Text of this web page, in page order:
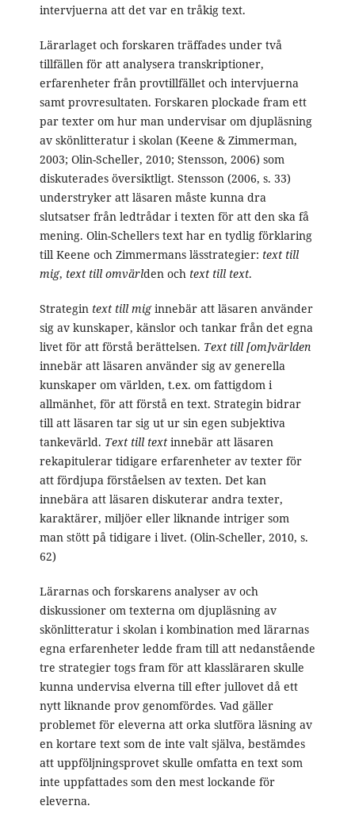
intervjuerna att det var en tråkig text.
Lärarlaget och forskaren träffades under två
tillfällen för att analysera transkriptioner,
erfarenheter från provtillfället och intervjuerna
samt provresultaten. Forskaren plockade fram ett
par texter om hur man undervisar om djupläsning
av skönlitteratur i skolan (Keene & Zimmerman,
2003; Olin-Scheller, 2010; Stensson, 2006) som
diskuterades översiktligt. Stensson (2006, s. 33)
understryker att läsaren måste kunna dra
slutsatser från ledtrådar i texten för att den ska få
mening. Olin-Schellers text har en tydlig förklaring
till Keene och Zimmermans lässtrategier: text till
mig, text till omvärlden och text till text.
Strategin text till miginnebär att läsaren använder
sig av kunskaper, känslor och tankar från det egna
livet för att förstå berättelsen. Text till [om]världen
innebär att läsaren använder sig av generella
kunskaper om världen, t.ex. om fattigdom i
allmänhet, för att förstå en text. Strategin bidrar
till att läsaren tar sig ut ur sin egen subjektiva
tankevärld. Text till textinnebär att läsaren
rekapitulerar tidigare erfarenheter av texter för
att fördjupa förståelsen av texten. Det kan
innebära att läsaren diskuterar andra texter,
karaktärer, miljöer eller liknande intriger som
man stött på tidigare i livet. (Olin-Scheller, 2010, s.
62)
Lärarnas och forskarens analyser av och
diskussioner om texterna om djupläsning av
skönlitteratur i skolan i kombination med lärarnas
egna erfarenheter ledde fram till att nedanstående
tre strategier togs fram för att klassläraren skulle
kunna undervisa elverna till efter jullovet då ett
nytt liknande prov genomfördes. Vad gäller
problemet för eleverna att orka slutföra läsning av
en kortare text som de inte valt själva, bestämdes
att uppföljningsprovet skulle omfatta en text som
inte uppfattades som den mest lockande för
eleverna.